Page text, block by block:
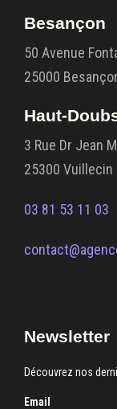
Besançon
50 Avenue
25000
Haut-
3 Rue Dr Jean
25300 Vuillecin
03 81 53 11 03
Newsletter
Découvrez nos
Email